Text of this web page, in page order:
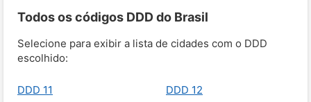
Todos os códigos DDD do Brasil
Selecione para exibir a lista de cidades com o DDD
escolhido:
DDD 11 DDD 12